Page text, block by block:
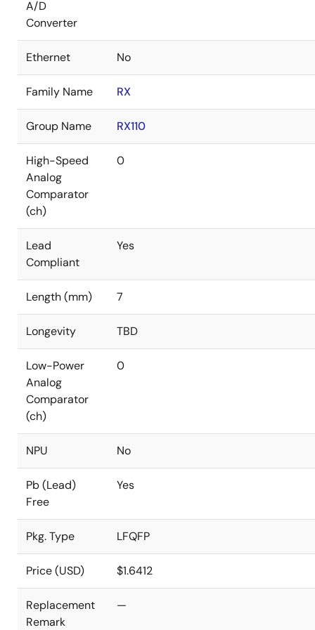
A/D
Converter
Ethernet No
Family Name RX
Group Name RX110
High-Speed
Analog
Comparator
(ch)
0
Lead
Compliant
Yes
Length (mm) 7
Longevity TBD
Low-Power
Analog
Comparator
(ch)
0
NPU No
Pb (Lead)
Free
Yes
Pkg. Type LFQFP
Price (USD) $1.6412
Replacement
Remark
—